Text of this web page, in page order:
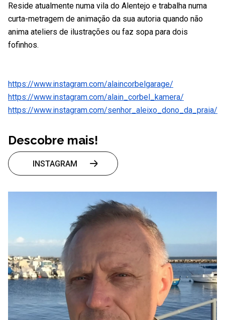
Reside atualmente numa vila do Alentejo e trabalha numa
curta-metragem de animação da sua autoria quando não
anima ateliers de ilustrações ou faz sopa para dois
fofinhos.
https://www.instagram.com/alaincorbelgarage/
https://www.instagram.com/alain_corbel_kamera/
https://www.instagram.com/senhor_aleixo_dono_da_praia/
Descobre mais!
INSTAGRAM